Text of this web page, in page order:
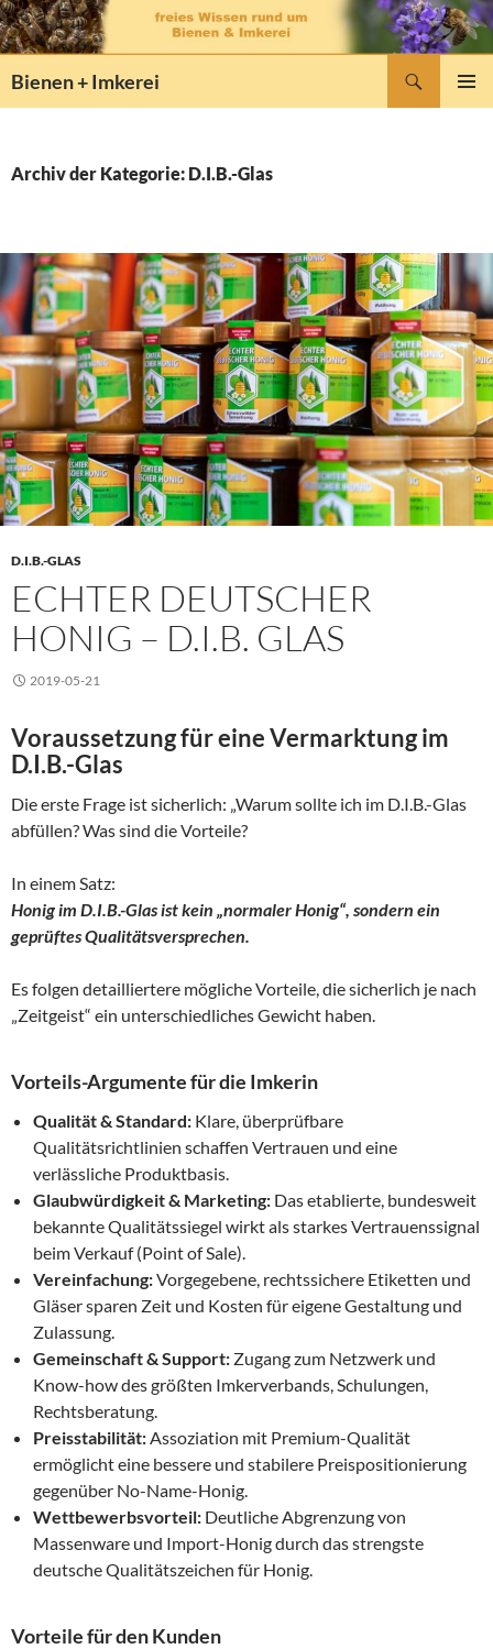
Zum
Inhalt
Bienen + Imkerei
Archiv der Kategorie: D.I.B.-Glas
D.I.B.-GLAS
ECHTER DEUTSCHER
HONIG – D.I.B. GLAS
2019-05-21
Voraussetzung für eine Vermarktung im
D.I.B.-Glas
Die erste Frage ist sicherlich: „Warum sollte ich im D.I.B.-Glas
abfüllen? Was sind die Vorteile?
In einem Satz:
Honig im D.I.B.-Glas ist kein „normaler Honig“, sondern ein
geprüftes Qualitätsversprechen.
Es folgen detailliertere mögliche Vorteile, die sicherlich je nach
„Zeitgeist“ ein unterschiedliches Gewicht haben.
Vorteils-Argumente für die Imkerin
Qualität & Standard: Klare, überprüfbare
Qualitätsrichtlinien schaffen Vertrauen und eine
verlässliche Produktbasis.
Glaubwürdigkeit & Marketing: Das etablierte, bundesweit
bekannte Qualitätssiegel wirkt als starkes Vertrauenssignal
beim Verkauf (Point of Sale).
Vereinfachung:Vorgegebene, rechtssichere Etiketten und
Gläser sparen Zeit und Kosten für eigene Gestaltung und
Zulassung.
Gemeinschaft & Support: Zugang zum Netzwerk und
Know-how des größten Imkerverbands, Schulungen,
Rechtsberatung.
Preisstabilität: Assoziation mit Premium-Qualität
ermöglicht eine bessere und stabilere Preispositionierung
gegenüber No-Name-Honig.
Wettbewerbsvorteil: Deutliche Abgrenzung von
Massenware und Import-Honig durch das strengste
deutsche Qualitätszeichen für Honig.
Vorteile für den Kunden